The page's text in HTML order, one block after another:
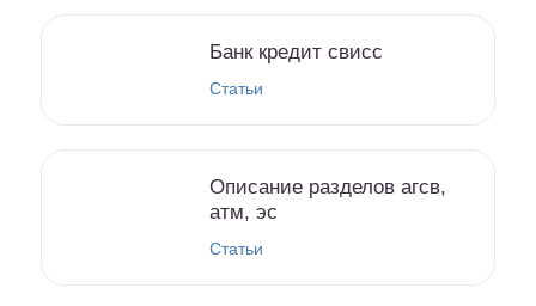
Банк кредит свисс
Статьи
Описание разделов агсв,
атм, эс
Статьи